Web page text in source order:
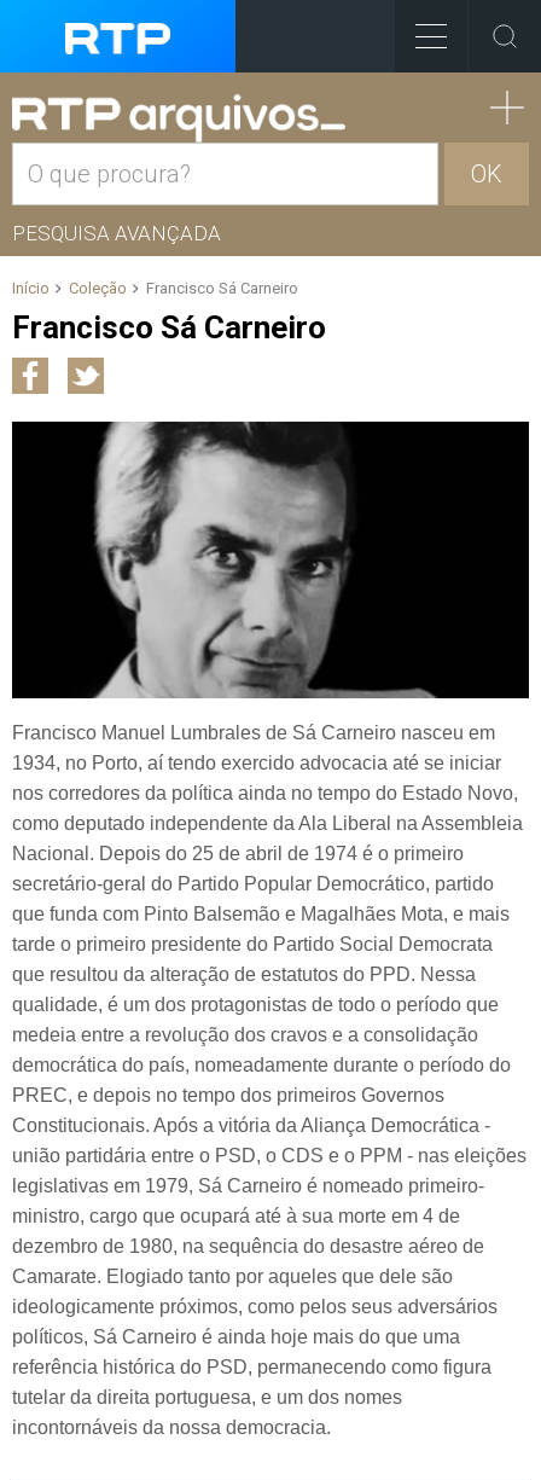
OK
PESQUISA AVANÇADA
Início Coleção Francisco Sá Carneiro
Francisco Sá Carneiro
Francisco Manuel Lumbrales de Sá Carneiro nasceu em
1934, no Porto, aí tendo exercido advocacia até se iniciar
nos corredores da política ainda no tempo do Estado Novo,
como deputado independente da Ala Liberal na Assembleia
Nacional. Depois do 25 de abril de 1974 é o primeiro
secretário-geral do Partido Popular Democrático, partido
que funda com Pinto Balsemão e Magalhães Mota, e mais
tarde o primeiro presidente do Partido Social Democrata
que resultou da alteração de estatutos do PPD. Nessa
qualidade, é um dos protagonistas de todo o período que
medeia entre a revolução dos cravos e a consolidação
democrática do país, nomeadamente durante o período do
PREC, e depois no tempo dos primeiros Governos
Constitucionais. Após a vitória da Aliança Democrática -
união partidária entre o PSD, o CDS e o PPM - nas eleições
legislativas em 1979, Sá Carneiro é nomeado primeiro-
ministro, cargo que ocupará até à sua morte em 4 de
dezembro de 1980, na sequência do desastre aéreo de
Camarate. Elogiado tanto por aqueles que dele são
ideologicamente próximos, como pelos seus adversários
políticos, Sá Carneiro é ainda hoje mais do que uma
referência histórica do PSD, permanecendo como figura
tutelar da direita portuguesa, e um dos nomes
incontornáveis da nossa democracia.